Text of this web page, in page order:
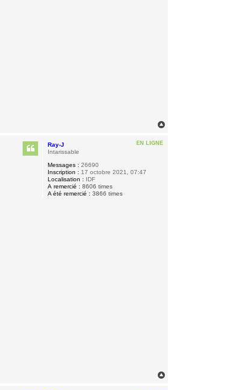
EN LIGNE
Ray-J
Intarissable
Messages : 26690
Inscription : 17 octobre 2021, 07:47
Localisation : IDF
A remercié : 8606 times
A été remercié : 3866 times